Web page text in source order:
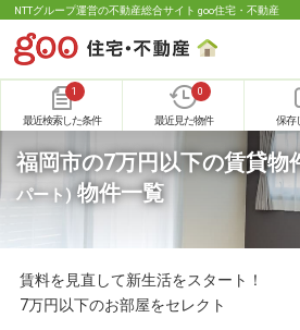
NTTグループ運営の不動産総合サイト goo住宅・不動産
1
最近検索した条件
0
最近見た物件 保存
福岡市の7万円以下の賃貸物
パート) 物件一覧
賃料を見直して新生活をスタート！
7万円以下のお部屋をセレクト